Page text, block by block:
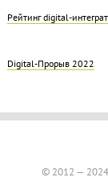
Рейтинг digital-
Digital-Прорыв 2022
© 2012 —